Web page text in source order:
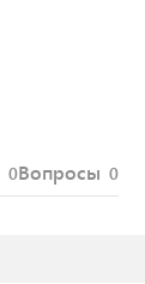
0Вопросы 0